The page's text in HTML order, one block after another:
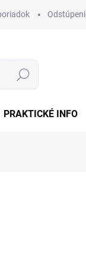
Hľadať
PRAKTICKÉ INFO